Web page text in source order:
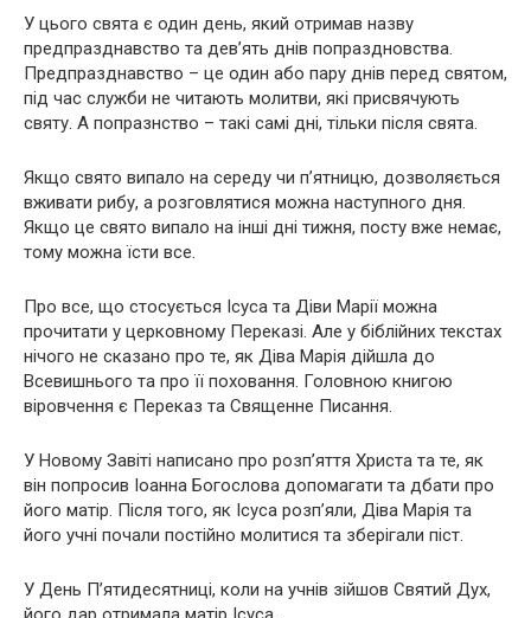
У цього свята є один день, який отримав назву
предпразднавство та дев’ять днів попраздновства.
Предпразднавство – це один або пару днів перед святом,
під час служби не читають молитви, які присвячують
святу. А попразнство – такі самі дні, тільки після свята.
Якщо свято випало на середу чи п’ятницю, дозволяється
вживати рибу, а розговлятися можна наступного дня.
Якщо це свято випало на інші дні тижня, посту вже немає,
тому можна їсти все.
Про все, що стосується Ісуса та Діви Марії можна
прочитати у церковному Переказі. Але у біблійних текстах
нічого не сказано про те, як Діва Марія дійшла до
Всевишнього та про її поховання. Головною книгою
віровчення є Переказ та Священне Писання.
У Новому Завіті написано про розп’яття Христа та те, як
він попросив Іоанна Богослова допомагати та дбати про
його матір. Після того, як Ісуса розп’яли, Діва Марія та
його учні почали постійно молитися та зберігали піст.
У День П’ятидесятниці, коли на учнів зійшов Святий Дух,